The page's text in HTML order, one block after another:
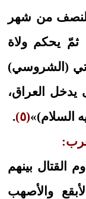
من شهر
ثمّ يحكم ولاة
(الشروسي)
يدخل العراق،
السلام)»(٥)
.
القتال بينهم
والأصهب